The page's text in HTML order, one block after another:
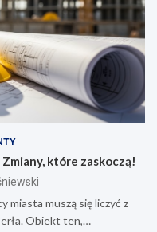
Zmiany, które zaskoczą!
miasta muszą się liczyć z
Obiekt ten,…